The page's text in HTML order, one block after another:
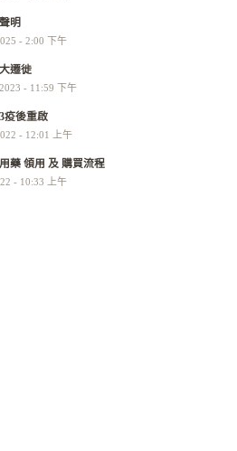
明
- 2:00 下午
遷徙
- 11:59 下午
疫後重啟
- 12:01 上午
藥 領用 及 購買流程
- 10:33 上午